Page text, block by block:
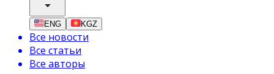
ENG KGZ
Все новости
Все статьи
Все авторы